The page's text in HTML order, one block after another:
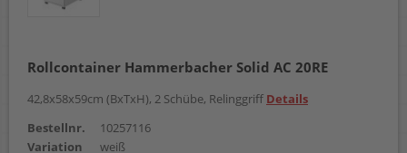
Rollcontainer Hammerbacher Solid AC 20RE
42,8x58x59cm (BxTxH), 2 Schübe, Relinggriff Details
Bestellnr.
10257116
Variation
weiß